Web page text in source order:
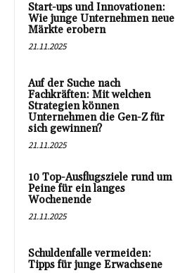
Start-ups und Innovationen:
Wie junge Unternehmen neue
Märkte erobern
21.11.2025
Auf der Suche nach
Fachkräften: Mit welchen
Strategien können
Unternehmen die Gen-Z für
sich gewinnen?
21.11.2025
10 Top-Ausflugsziele rund um
Peine für ein langes
Wochenende
21.11.2025
Schuldenfalle vermeiden:
Tipps für junge Erwachsene